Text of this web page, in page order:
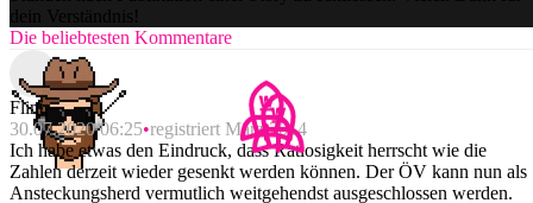
dein Verständnis!
Die beliebtesten Kommentare
Flint
30.07.2020 06:25 registriert März 2014
Ich habe etwas den Eindruck, dass Ratlosigkeit herrscht wie die
Zahlen derzeit wieder gesenkt werden können. Der ÖV kann nun als
Ansteckungsherd vermutlich weitgehendst ausgeschlossen werden.